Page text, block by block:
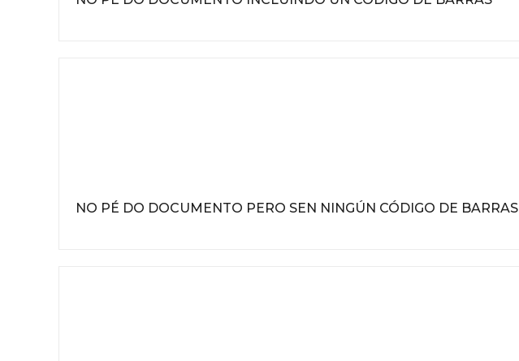
NO PÉ DO DOCUMENTO PERO SEN NINGÚN CÓDIGO DE BARRAS